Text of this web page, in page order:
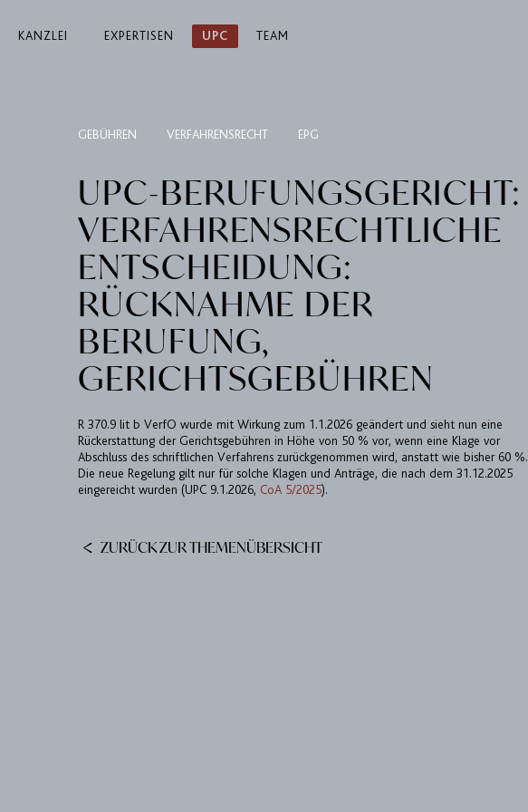
KANZLEI EXPERTISEN UPC TEAM
GEBÜHREN VERFAHRENSRECHT EPG
UPC-BERUFUNGSGERICHT:
VERFAHRENSRECHTLICHE
ENTSCHEIDUNG:
RÜCKNAHME DER
BERUFUNG,
GERICHTSGEBÜHREN
R 370.9 lit b VerfO wurde mit Wirkung zum 1.1.2026 geändert und sieht nun eine
Rückerstattung der Gerichtsgebühren in Höhe von 50 % vor, wenn eine Klage vor
Abschluss des schriftlichen Verfahrens zurückgenommen wird, anstatt wie bisher 60 %.
Die neue Regelung gilt nur für solche Klagen und Anträge, die nach dem 31.12.2025
eingereicht wurden (UPC 9.1.2026, CoA 5/2025).
ZURÜCK ZUR THEMENÜBERSICHT